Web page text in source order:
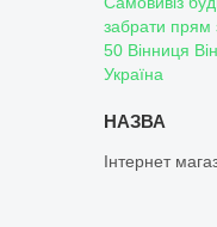
забрати прям
50 Вінниця
Україна
Інтернет